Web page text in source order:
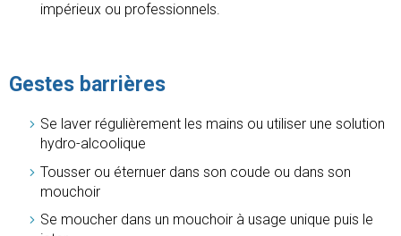
impérieux ou professionnels.
Gestes barrières
­Se laver régulièrement les mains ou utiliser une solution
hydro-alcoolique
Tousser ou éternuer dans son coude ou dans son
mouchoir
Se moucher dans un mouchoir à usage unique puis le